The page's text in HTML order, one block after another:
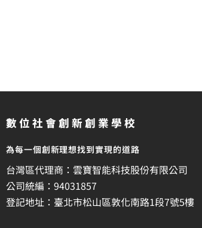
數位社會創新創業學校
為每一個創新理想找到實現的道路
台灣區代理商：雲寶智能科技股份有限公司
公司統編：94031857
登記地址：臺北市松山區敦化南路1段7號5樓